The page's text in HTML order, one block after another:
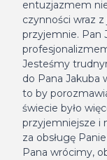
entuzjazmem
czynności wraz
przyjemnie. Pan
Jesteśmy
do Pana Jakuba
to by
świecie było
przyjemniejsze i
za obsługę
Pana wrócimy,